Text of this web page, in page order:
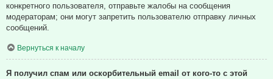
конкретного пользователя, отправьте жалобы на сообщения
модераторам; они могут запретить пользователю отправку личных
сообщений.
Вернуться к началу
Я получил спам или оскорбительный email от кого-то с этой